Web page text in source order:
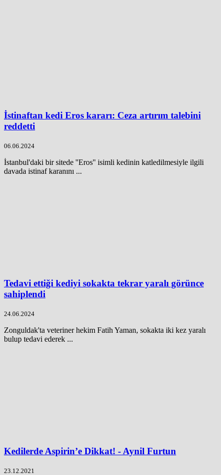
İstinaftan kedi Eros kararı: Ceza artırım talebini
reddetti
06.06.2024
İstanbul'daki bir sitede ''Eros'' isimli kedinin katledilmesiyle ilgili
davada istinaf karanını ...
Tedavi ettiği kediyi sokakta tekrar yaralı görünce
sahiplendi
24.06.2024
Zonguldak'ta veteriner hekim Fatih Yaman, sokakta iki kez yaralı
bulup tedavi ederek ...
Kedilerde Aspirin’e Dikkat! - Aynil Furtun
23.12.2021